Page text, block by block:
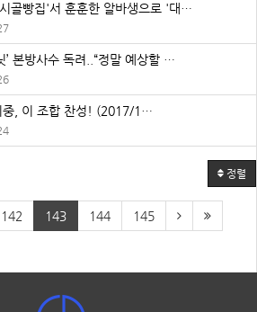
골빵집'서 훈훈한 알바생으로 '대…
’ 본방사수 독려..“정말 예상할 …
중, 이 조합 찬성! (2017/1…
정렬
142 143 144 145